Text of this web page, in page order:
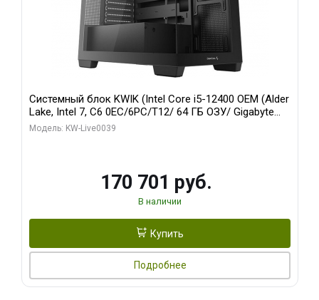
Системный блок KWIK (Intel Core i5-12400 OEM (Alder
Lake, Intel 7, C6 0EC/6PC/T12/ 64 ГБ ОЗУ/ Gigabyte
RX6500XT EAGLE 4G GDDR6 64bit HDMI DP 31055/ 512
Модель: KW-Live0039
170 701 руб.
В наличии
Купить
Подробнее